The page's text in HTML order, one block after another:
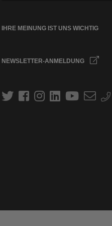
IHRE MEINUNG IST UNS WICHTIG
NEWSLETTER-ANMELDUNG